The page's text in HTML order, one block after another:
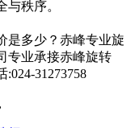
秩序。
是多少？赤峰专业旋
专业承接赤峰旋转
31273758
,